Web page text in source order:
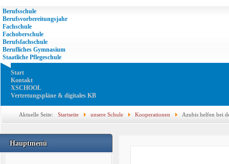
Berufsschule
Berufsvorbereitungsjahr
Fachschule
Fachoberschule
Berufsfachschule
Berufliches Gymnasium
Staatliche Pflegeschule
Start
Kontakt
XSCHOOL
Vertretungspläne & digitales KB
Aktuelle Seite: Startseite unsere Schule Kooperationen Azubis helfen bei
Hauptmenü